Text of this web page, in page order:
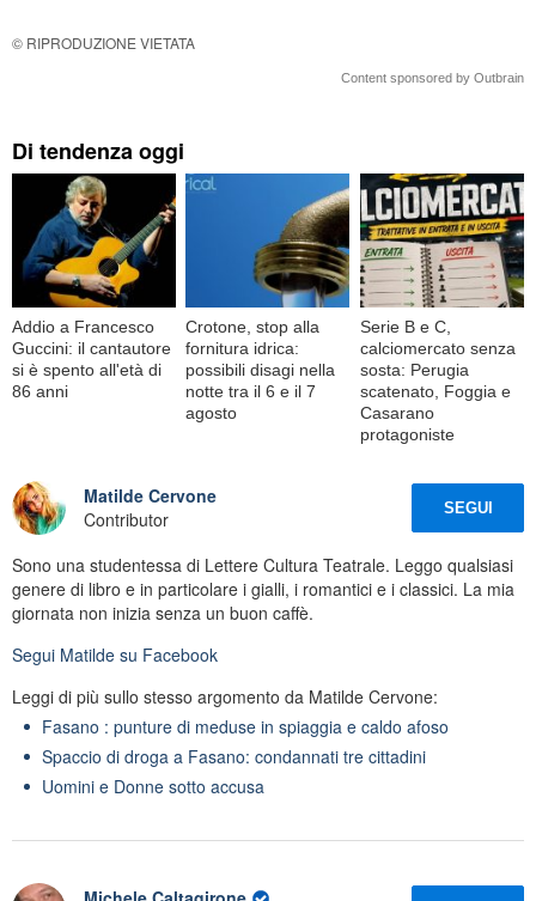
© RIPRODUZIONE VIETATA
Content sponsored by Outbrain
Di tendenza oggi
Addio a Francesco
Guccini: il cantautore
si è spento all'età di
86 anni
Crotone, stop alla
fornitura idrica:
possibili disagi nella
notte tra il 6 e il 7
agosto
Serie B e C,
calciomercato senza
sosta: Perugia
scatenato, Foggia e
Casarano
protagoniste
Matilde Cervone
Contributor
SEGUI
Sono una studentessa di Lettere Cultura Teatrale. Leggo qualsiasi
genere di libro e in particolare i gialli, i romantici e i classici. La mia
giornata non inizia senza un buon caffè.
Segui Matilde su Facebook
Leggi di più sullo stesso argomento da Matilde Cervone:
Fasano : punture di meduse in spiaggia e caldo afoso
Spaccio di droga a Fasano: condannati tre cittadini
Uomini e Donne sotto accusa